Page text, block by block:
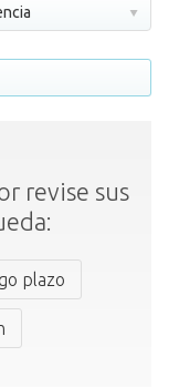
revise sus
plazo